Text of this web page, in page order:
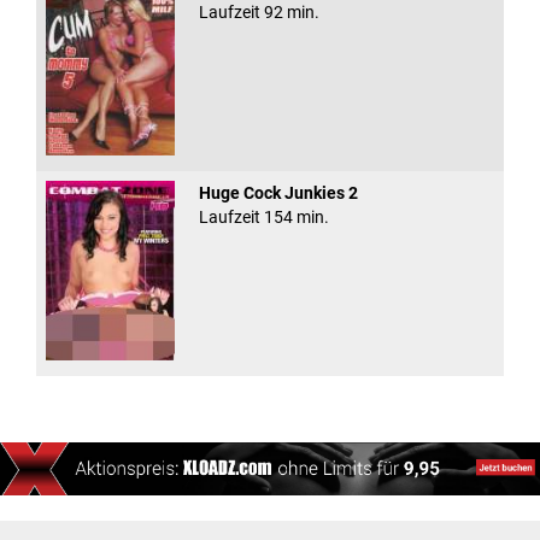
Laufzeit 92 min.
Huge Cock Junkies 2
Laufzeit 154 min.